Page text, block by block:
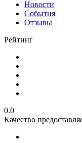
Новости
События
Отзывы
Рейтинг
0.0
Качество